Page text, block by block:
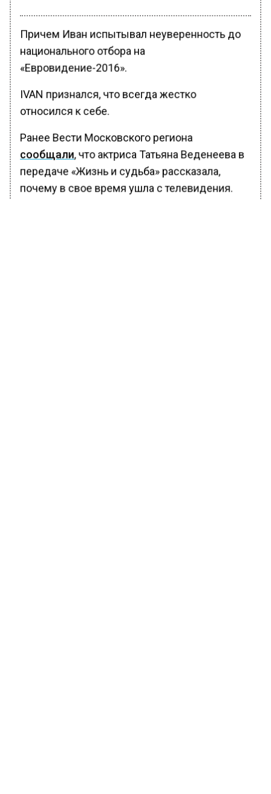
Причем Иван испытывал неуверенность до
национального отбора на
«Евровидение-2016».
IVAN признался, что всегда жестко
относился к себе.
Ранее Вести Московского региона
сообщали, что актриса Татьяна Веденеева в
передаче «Жизнь и судьба» рассказала,
почему в свое время ушла с телевидения.